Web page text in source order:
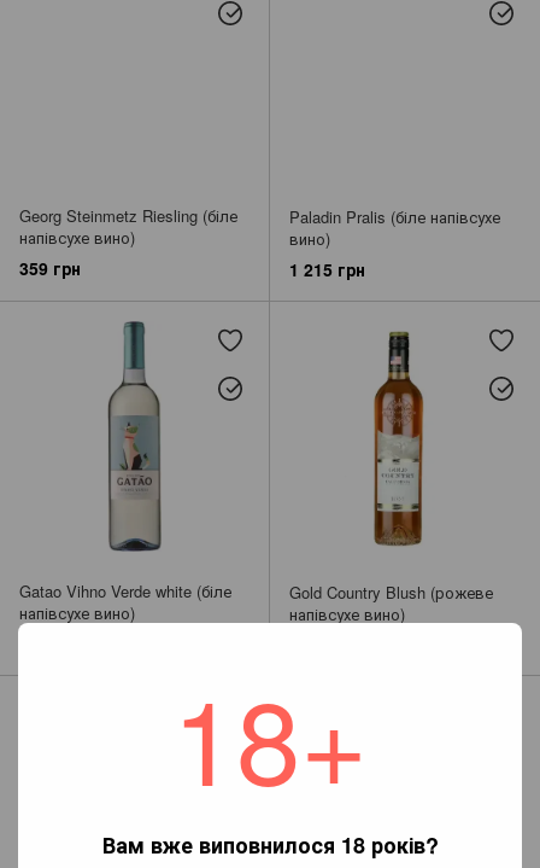
18+
Вам вже виповнилося 18 років?
Georg Steinmetz Riesling (біле
напівсухе вино)
359 грн
Paladin Pralis (біле напівсухе
вино)
1 215 грн
Gatao Vihno Verde white (біле
напівсухе вино)
Gold Country Blush (рожеве
напівсухе вино)